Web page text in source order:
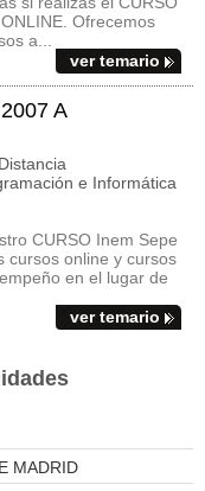
Ofrecemos
a...
ver temario
A
e Informática
CURSO Inem Sepe
cursos online y cursos
en el lugar de
ver temario
MADRID